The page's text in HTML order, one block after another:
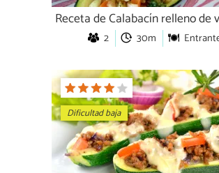
Receta de Calabacín relleno de
2 30m
Dificultad baja